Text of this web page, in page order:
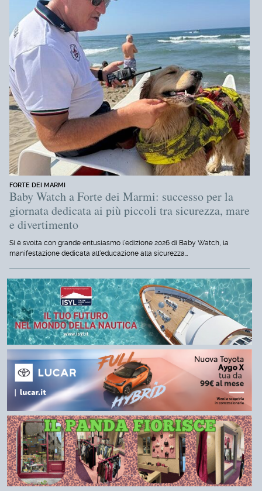
FORTE DEI MARMI
Baby Watch a Forte dei Marmi: successo per la
giornata dedicata ai più piccoli tra sicurezza, mare
e divertimento
Si è svolta con grande entusiasmo l'edizione 2026 di Baby Watch, la
manifestazione dedicata all'educazione alla sicurezza…